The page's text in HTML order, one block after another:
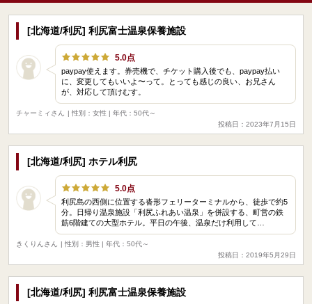
[北海道/利尻] 利尻富士温泉保養施設
5.0点
paypay使えます。券売機で、チケット購入後でも、paypay払い
に、変更してもいいよ〜って。とっても感じの良い、お兄さん
が、対応して頂けむす。
チャーミィさん
| 性別：女性 | 年代：50代～
投稿日：2023年7月15日
[北海道/利尻] ホテル利尻
5.0点
利尻島の西側に位置する沓形フェリーターミナルから、徒歩で約5
分。日帰り温泉施設「利尻ふれあい温泉」を併設する、町営の鉄
筋6階建ての大型ホテル。平日の午後、温泉だけ利用して…
きくりんさん
| 性別：男性 | 年代：50代～
投稿日：2019年5月29日
[北海道/利尻] 利尻富士温泉保養施設